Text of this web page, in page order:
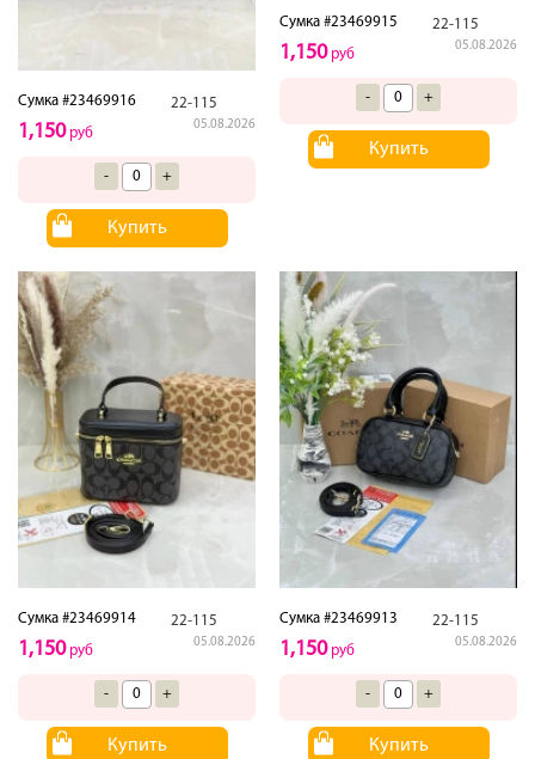
Сумка #23469916 22-115
05.08.2026
1,150руб
- +
Купить
Сумка #23469915 22-115
05.08.2026
1,150руб
- +
Купить
Сумка #23469914 22-115
05.08.2026
1,150руб
- +
Купить
Сумка #23469913 22-115
05.08.2026
1,150руб
- +
Купить